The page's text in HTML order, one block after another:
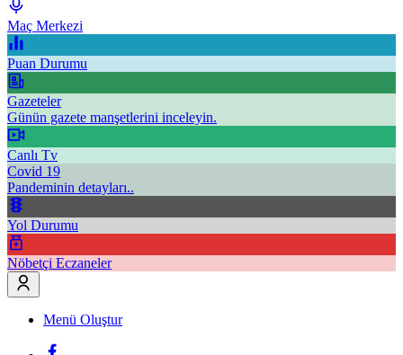
Maç Merkezi
Puan Durumu
Gazeteler
Günün gazete manşetlerini inceleyin.
Canlı Tv
Covid 19
Pandeminin detayları..
Yol Durumu
Nöbetçi Eczaneler
Menü Oluştur